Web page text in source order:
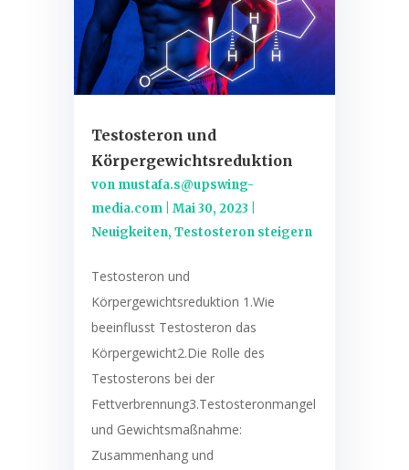
Testosteron und
Körpergewichtsreduktion
von mustafa.s@upswing-
media.com| Mai 30, 2023
Neuigkeiten, Testosteron steigern
Testosteron und
Körpergewichtsreduktion 1.Wie
beeinflusst Testosteron das
Körpergewicht2.Die Rolle des
Testosterons bei der
Fettverbrennung3.Testosteronmangel
und Gewichtsmaßnahme:
Zusammenhang und